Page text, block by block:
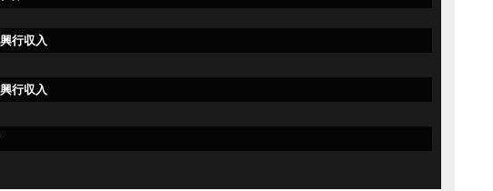
行収入
行収入